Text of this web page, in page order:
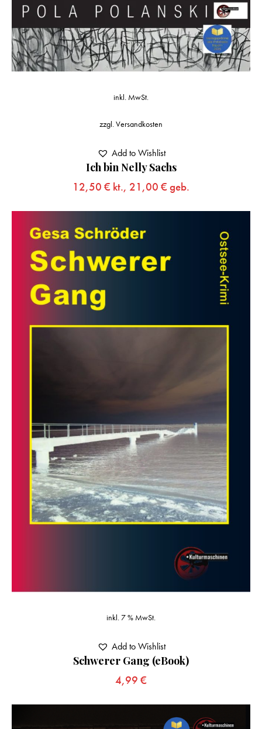
Ich bin Nelly Sachs
12,50 € kt., 21,00 € geb.
inkl. MwSt.
zzgl.Versandkosten
Add to Wishlist
Schwerer Gang (eBook)
4,99 €
inkl. 7 % MwSt.
Add to Wishlist